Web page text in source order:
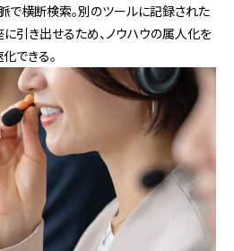
で横断検索。別のツールに記録された
引き出せるため、ノウハウの属人化を
できる。